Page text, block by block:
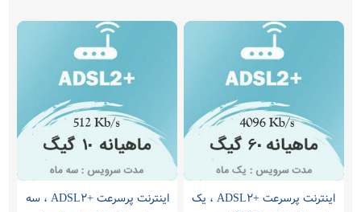
اینترنت پرسرعت +ADSL2 ، یک
اینترنت پرسرعت +ADSL2 ، سه